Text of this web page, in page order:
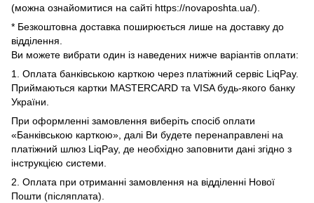
(можна ознайомитися на сайті https://novaposhta.ua/).
* Безкоштовна доставка поширюється лише на доставку до
відділення.
Ви можете вибрати один із наведених нижче варіантів оплати:
1. Оплата банківською карткою через платіжний сервіс LiqPay.
Приймаються картки MASTERCARD та VISA будь-якого банку
України.
При оформленні замовлення виберіть спосіб оплати
«Банківською карткою», далі Ви будете перенаправлені на
платіжний шлюз LiqPay, де необхідно заповнити дані згідно з
інструкцією системи.
2. Оплата при отриманні замовлення на відділенні Нової
Пошти (післяплата).